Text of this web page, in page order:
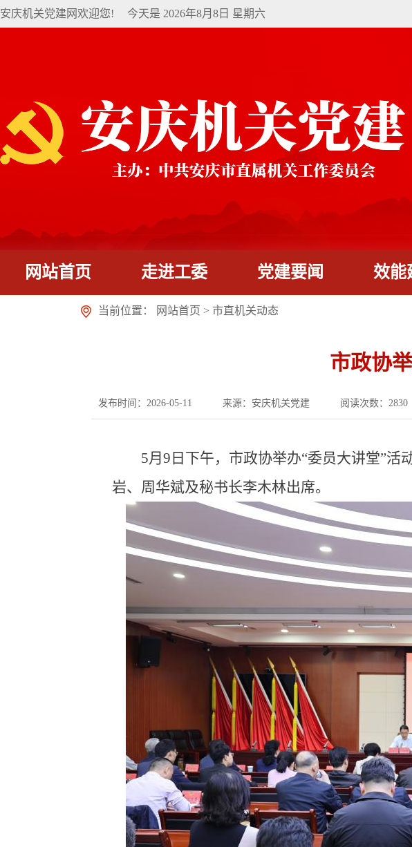
安庆机关党建网欢迎您! 今天是 2026年8月8日 星期六
网站首页 走进工委 党建要闻 效能
当前位置： 网站首页 > 市直机关动态
市政协
发布时间：2026-05-11 来源：安庆机关党建 阅读次数： 2830
5月9日下午，市政协举办“委员大讲堂”
岩、周华斌及秘书长李木林出席。